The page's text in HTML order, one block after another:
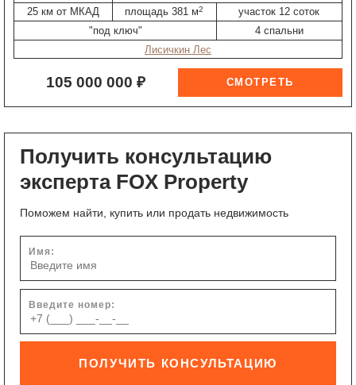
25 км от МКАД
площадь 381 м2
участок 12 соток
"под ключ"
4 спальни
Лисичкин Лес
105 000 000 ₽
Получить консультацию
эксперта FOX Property
Поможем найти, купить или продать недвижимость
Имя:
Введите номер:
ПОЛУЧИТЬ КОНСУЛЬТАЦИЮ